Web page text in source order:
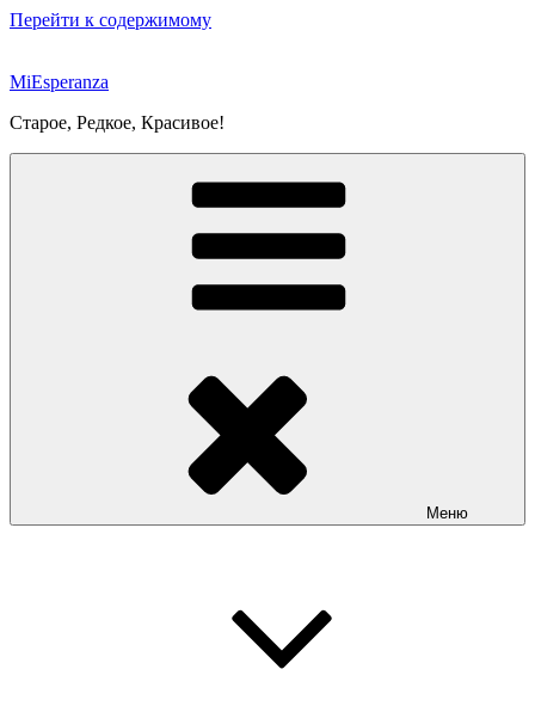
Перейти к содержимому
MiEsperanza
Старое, Редкое, Красивое!
Меню